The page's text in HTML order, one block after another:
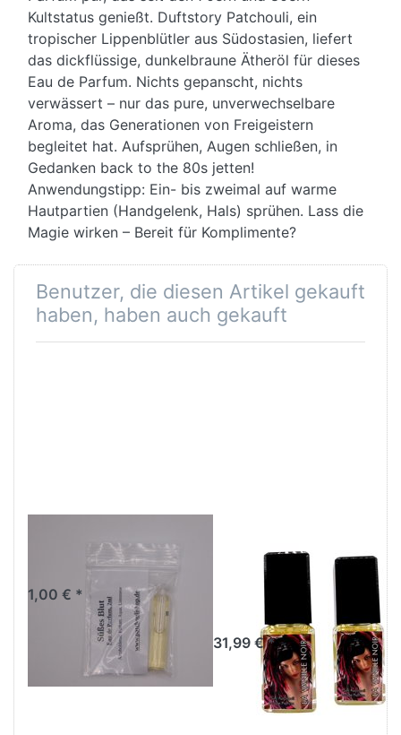
Kultstatus genießt. Duftstory Patchouli, ein
tropischer Lippenblütler aus Südostasien, liefert
das dickflüssige, dunkelbraune Ätheröl für dieses
Eau de Parfum. Nichts gepanscht, nichts
verwässert – nur das pure, unverwechselbare
Aroma, das Generationen von Freigeistern
begleitet hat. Aufsprühen, Augen schließen, in
Gedanken back to the 80s jetten!
Anwendungstipp: Ein- bis zweimal auf warme
Hautpartien (Handgelenk, Hals) sprühen. Lass die
Magie wirken – Bereit für Komplimente?
Benutzer, die diesen Artikel gekauft
haben, haben auch gekauft
Duft-Mini Süßes
1,00 € *
Sparpaket, 2x
25ml im
Sprühflakon
31,99 € *